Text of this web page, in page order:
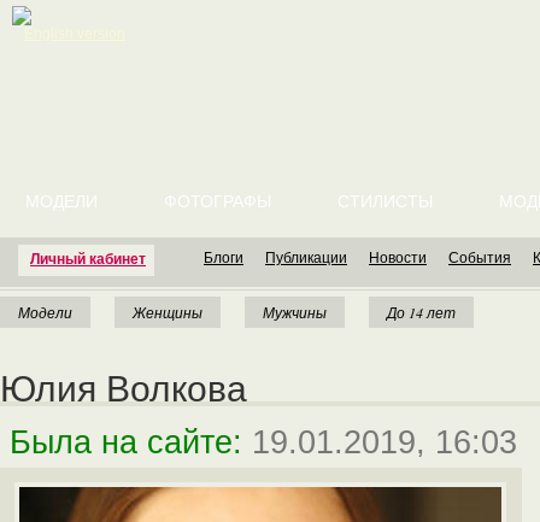
Личный кабинет
МОДЕЛИ ФОТОГРАФЫ СТИЛИСТЫ
Блоги Публикации Новости События
Модели Женщины Мужчины До 14 лет
Юлия Волкова
Была на сайте: 19.01.2019, 16:03